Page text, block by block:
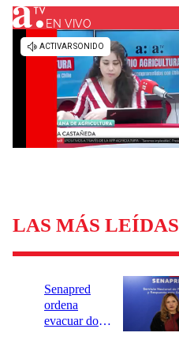
Universidad de Chile
Sustentabilidad
EN VIVO
LAS MÁS LEÍDAS
Senapred
ordena
evacuar dos